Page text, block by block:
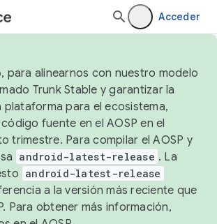
Acceder
para alinearnos con nuestro modelo
Trunk Stable y garantizar la
plataforma para el ecosistema,
fuente en el AOSP en el
trimestre. Para compilar el AOSP y
android-latest-release . La
android-latest-release
a la versión más reciente que
Para obtener más información,